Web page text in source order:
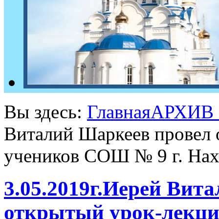
Вы здесь: Главная
Виталий Шаркеев
учеников СОШ № 9 г.
3.05.2019г.Иерей
открытый урок-